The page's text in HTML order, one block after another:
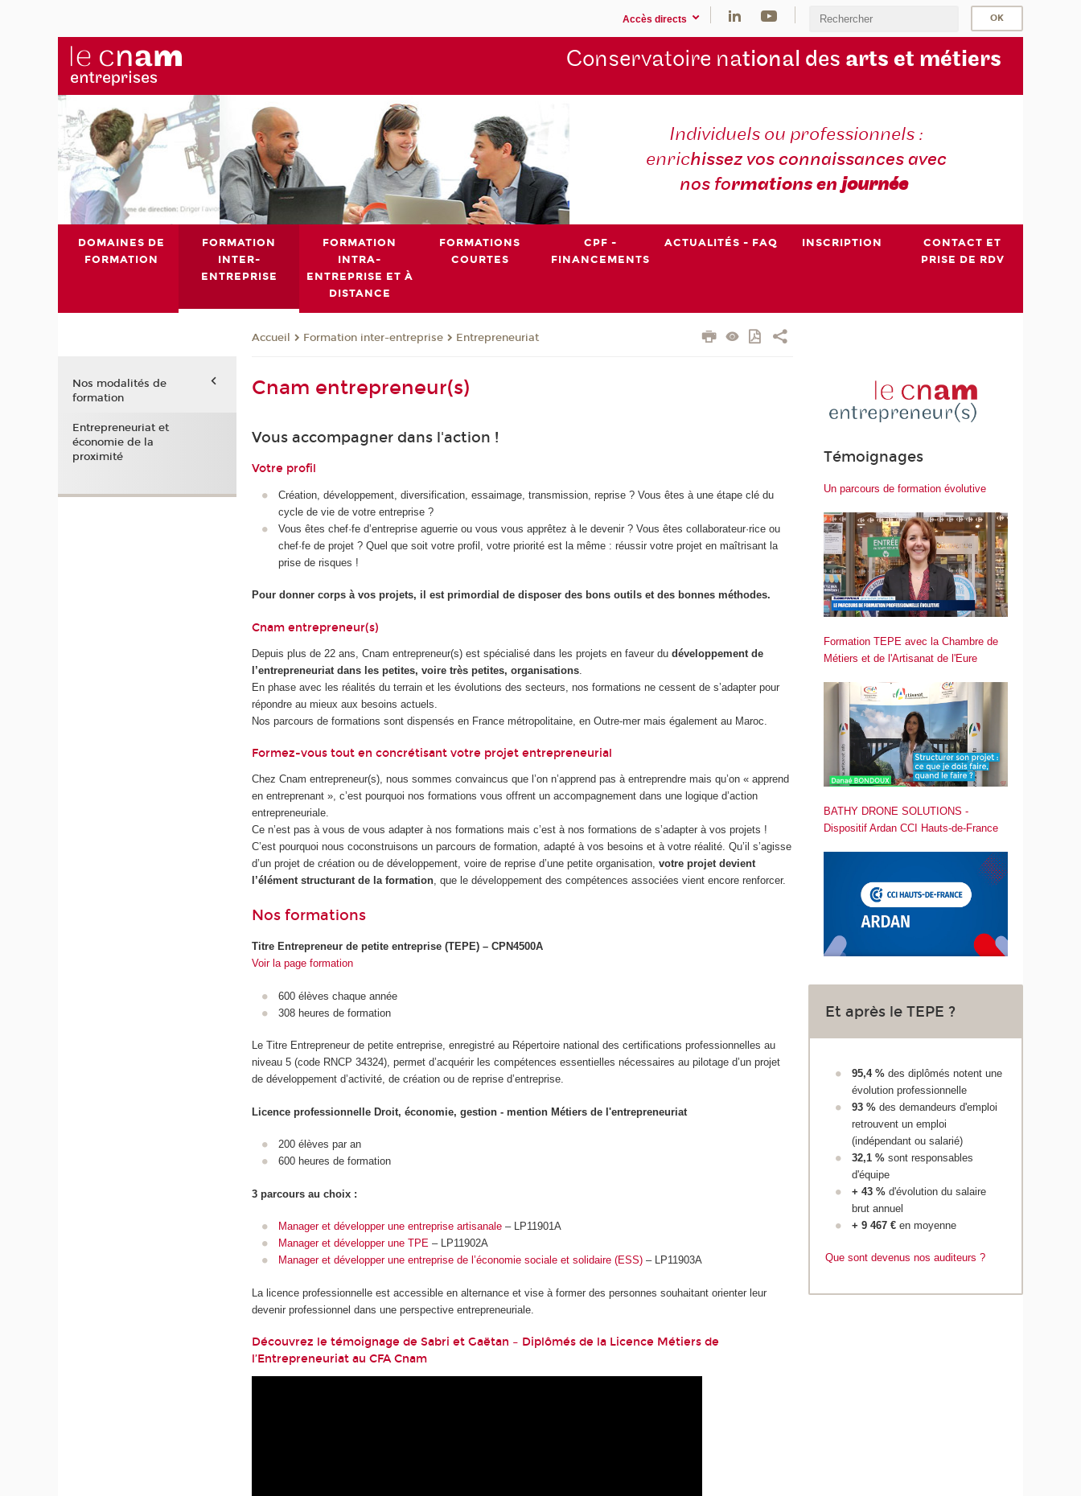
Accès directs
Conservatoire national des arts et métiers
Individuels ou professionnels :
enrichissez vos connaissances avec
nos formations enjournée
DOMAINES DE
FORMATION
FORMATION
INTER-
ENTREPRISE
FORMATION
INTRA-
ENTREPRISE ET À
DISTANCE
FORMATIONS
COURTES
CPF -
FINANCEMENTS
ACTUALITÉS - FAQ INSCRIPTION
CONTACT ET
PRISE DE RDV
Accueil Formation inter-entreprise Entrepreneuriat
Cnam entrepreneur(s)
Vous accompagner dans l'action !
Votre profil
Création, développement, diversification, essaimage, transmission, reprise ? Vous êtes à une étape clé du
cycle de vie de votre entreprise ?
Vous êtes chef·fe d’entreprise aguerrie ou vous vous apprêtez à le devenir ? Vous êtes collaborateur·rice ou
chef·fe de projet ? Quel que soit votre profil, votre priorité est la même : réussir votre projet en maîtrisant la
prise de risques !
Pour donner corps à vos projets, il est primordial de disposer des bons outils et des bonnes méthodes.
Cnam entrepreneur(s)
Depuis plus de 22 ans, Cnam entrepreneur(s) est spécialisé dans les projets en faveur dudéveloppement de
l’entrepreneuriat dans les petites, voire très petites, organisations
En phase avec les réalités du terrain et les évolutions des secteurs, nos formations ne cessent de s’adapter pour
répondre au mieux aux besoins actuels.
Nos parcours de formations sont dispensés en France métropolitaine, en Outre-mer mais également au Maroc.
Formez-vous tout en concrétisant votre projet entrepreneurial
Chez Cnam entrepreneur(s), nous sommes convaincus que l’on n’apprend pas à entreprendre mais qu’on « apprend
en entreprenant », c’est pourquoi nos formations vous offrent un accompagnement dans une logique d’action
entrepreneuriale.
Ce n’est pas à vous de vous adapter à nos formations mais c’est à nos formations de s’adapter à vos projets !
C’est pourquoi nous coconstruisons un parcours de formation, adapté à vos besoins et à votre réalité. Qu’il s’agisse
d’un projet de création ou de développement, voire de reprise d’une petite organisation,votre projet devient
l’élément structurant de la formation, que le développement des compétences associées vient encore renforcer.
Nos formations
Titre Entrepreneur de petite entreprise (TEPE) – CPN4500A
Voir la page formation
600 élèves chaque année
308 heures de formation
Le Titre Entrepreneur de petite entreprise, enregistré au Répertoire national des certifications professionnelles au
niveau 5 (code RNCP 34324), permet d’acquérir les compétences essentielles nécessaires au pilotage d’un projet
de développement d’activité, de création ou de reprise d’entreprise.
Licence professionnelle Droit, économie, gestion - mention Métiers de l'entrepreneuriat
200 élèves par an
600 heures de formation
3 parcours au choix :
Manager et développer une entreprise artisanale– LP11901A
Manager et développer une TPE– LP11902A
Manager et développer une entreprise de l’économie sociale et solidaire (ESS)– LP11903A
La licence professionnelle est accessible en alternance et vise à former des personnes souhaitant orienter leur
devenir professionnel dans une perspective entrepreneuriale.
Découvrez le témoignage de Sabri et Gaëtan – Diplômés de la Licence Métiers de
l’Entrepreneuriat au CFA Cnam
Témoignages
Un parcours de formation évolutive
Formation TEPE avec la Chambre de
Métiers et de l'Artisanat de l'Eure
BATHY DRONE SOLUTIONS -
Dispositif Ardan CCI Hauts-de-France
Et après le TEPE ?
95,4 %des diplômés notent une
évolution professionnelle
93 %des demandeurs d'emploi
retrouvent un emploi
(indépendant ou salarié)
32,1 %sont responsables
d'équipe
+ 43 %d'évolution du salaire
brut annuel
+ 9 467 €en moyenne
Que sont devenus nos auditeurs ?
Nos modalités de
formation
Entrepreneuriat et
économie de la
proximité